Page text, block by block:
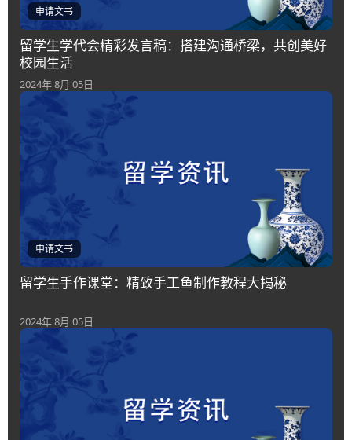
申请文书
留学生学代会精彩发言稿：搭建沟通桥梁，共创美好
校园生活
2024年 8月 05日
申请文书
留学生手作课堂：精致手工鱼制作教程大揭秘
2024年 8月 05日